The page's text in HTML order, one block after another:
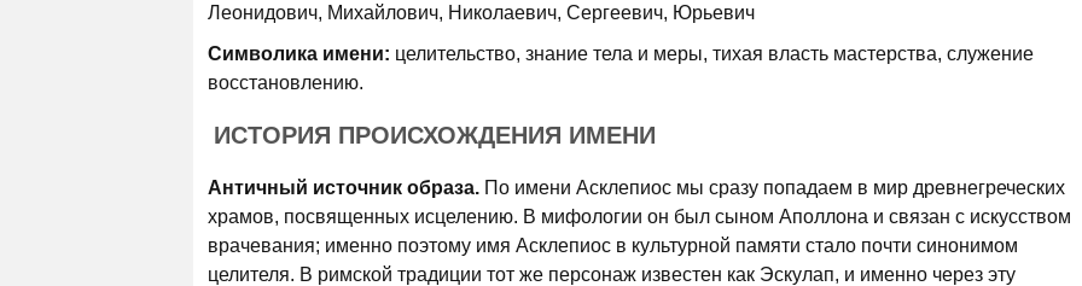
Леонидович, Михайлович, Николаевич, Сергеевич, Юрьевич
Символика имени: целительство, знание тела и меры, тихая власть мастерства, служение
восстановлению.
ИСТОРИЯ ПРОИСХОЖДЕНИЯ ИМЕНИ
Античный источник образа. По имени Асклепиос мы сразу попадаем в мир древнегреческих
храмов, посвященных исцелению. В мифологии он был сыном Аполлона и связан с искусством
врачевания; именно поэтому имя Асклепиос в культурной памяти стало почти синонимом
целителя. В римской традиции тот же персонаж известен как Эскулап, и именно через эту